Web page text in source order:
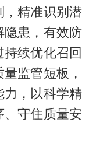
，精准识别潜
隐患，有效防
续优化召回
监管短板，
力，以科学精
守住质量安